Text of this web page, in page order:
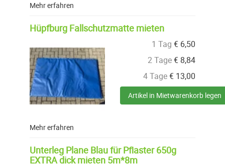
Mehr erfahren
Hüpfburg Fallschutzmatte mieten
1 Tag € 6,50
2 Tage€ 8,84
4 Tage€ 13,00
Artikel in Mietwarenkorb legen
Mehr erfahren
Unterleg Plane Blau für Pflaster 650g
EXTRA dick mieten 5m*8m